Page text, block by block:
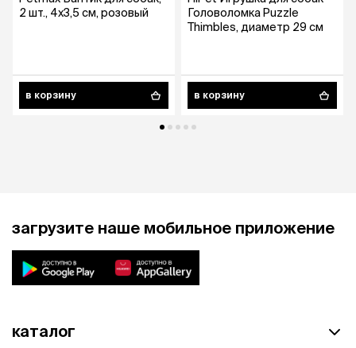
2 шт., 4х3,5 см, розовый
в корзину
Головоломка Puzzle
Thimbles, диаметр 29 см
в корзину
загрузите наше мобильное приложение
каталог